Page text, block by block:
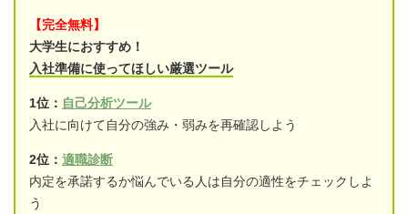
【完全無料】
大学生におすすめ！
入社準備に使ってほしい厳選ツール
1位： 自己分析ツール
入社に向けて自分の強み・弱みを再確認しよう
2位： 適職診断
内定を承諾するか悩んでいる人は自分の適性をチェックしよ
う